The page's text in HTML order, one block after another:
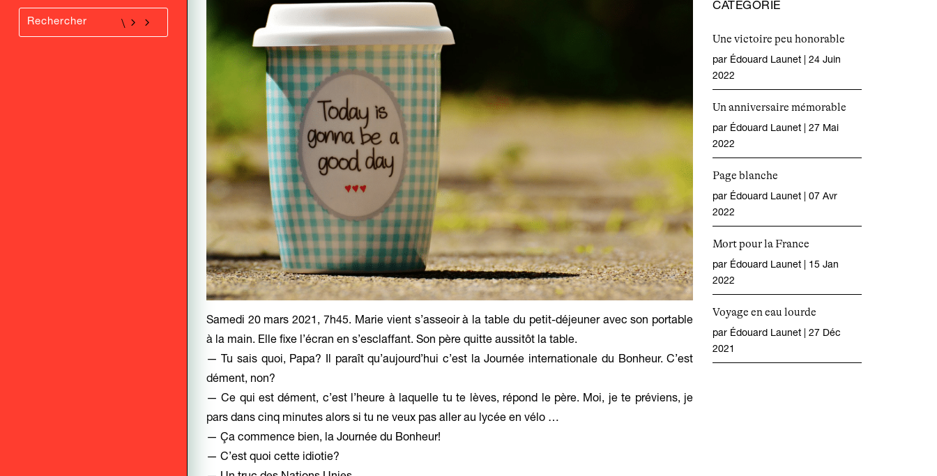
Samedi 20 mars 2021, 7h45. Marie vient s’asseoir à la table du petit-déjeuner avec son portable
à la main. Elle fixe l’écran en s’esclaffant. Son père quitte aussitôt la table.
— Tu sais quoi, Papa? Il paraît qu’aujourd’hui c’est la Journée internationale du Bonheur. C’est
dément, non?
— Ce qui est dément, c’est l’heure à laquelle tu te lèves, répond le père. Moi, je te préviens, je
pars dans cinq minutes alors si tu ne veux pas aller au lycée en vélo …
— Ça commence bien, la Journée du Bonheur!
— C’est quoi cette idiotie?
CATÉGORIE
Une victoire peu honorable
par Édouard Launet |24 Juin
2022
Un anniversaire mémorable
par Édouard Launet |27 Mai
2022
Page blanche
par Édouard Launet |07 Avr
2022
Mort pour la France
par Édouard Launet
15 Jan
2022
Voyage en eau lourde
par Édouard Launet |27 Déc
2021